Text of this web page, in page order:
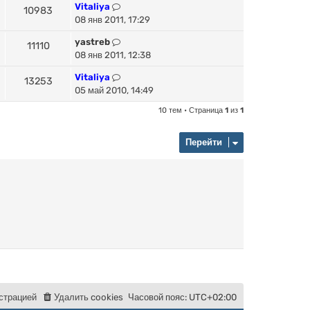
10983
Vitaliya
08 янв 2011, 17:29
11110
yastreb
08 янв 2011, 12:38
13253
Vitaliya
05 май 2010, 14:49
10 тем • Страница 1 из 1
Перейти
Часовой пояс: UTC+02:00
Удалить cookies
трацией